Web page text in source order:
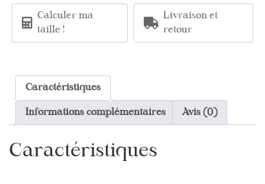
Calculer ma
taille !
Livraison et
retour
Caractéristiques
Informations complémentaires Avis (0)
Caractéristiques